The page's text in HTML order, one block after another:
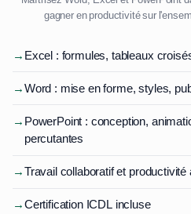
gagner en productivité sur
→ Excel : formules, tableaux
→Word : mise en forme, styles,
→ PowerPoint : conception,
percutantes
→Travail collaboratif et
→Certification ICDL incluse